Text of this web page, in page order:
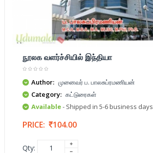
நூலக வளர்ச்சியில் இந்தியா
Author: முனைவர் ப. பாலசுப்ரமணியன்
Category: கட்டுரைகள்
Available- Shipped in 5-6 business days
PRICE: 104.00
Qty: